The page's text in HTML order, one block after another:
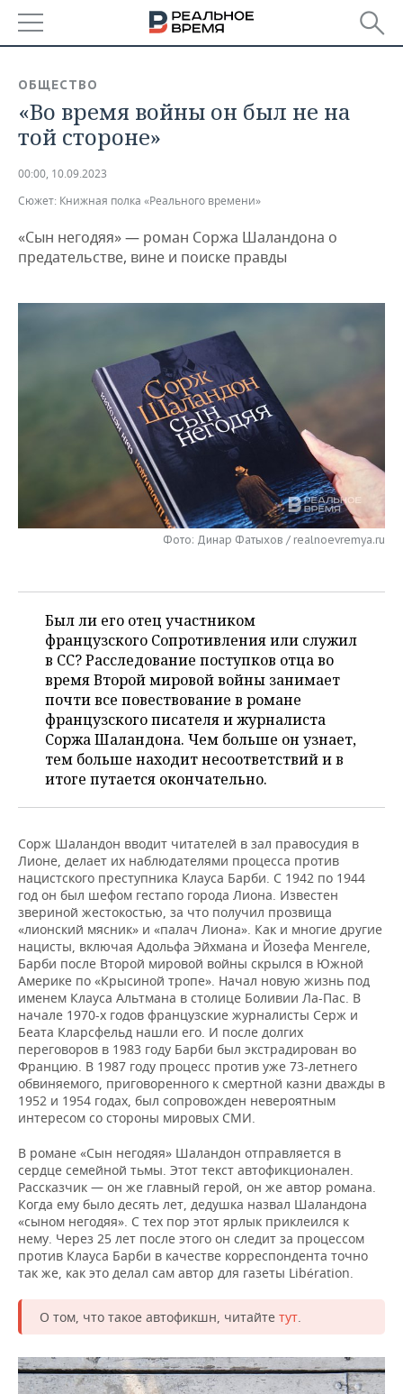
БАШКОРТОСТАН
ТАТАРСТАН
НОВОСТИ
АНАЛИТИКА
ДЕКЛАРАЦИИ О ДОХОДАХ
КОРОЛИ ГОСЗАКАЗА ПФО
КОМУ ПРИНАДЛЕЖАТ
ТОРГОВЫЕ ЦЕНТРЫ
ТАТАРСТАНА
НОВОСТИ ЭКОНОМИКИ
ФИНАНСЫ
ИНВЕСТИЦИИ
ПРОМЫШЛЕННОСТЬ
НОВОСТИ
МАШИНОСТРОЕНИЕ
НЕФТЕХИМИЯ
ЭНЕРГЕТИКА
НОВОСТИ АВТО
НОВОСТИ БИЗНЕСА
РОЗНИЧНАЯ ТОРГОВЛЯ
ТЕХНОЛОГИИ
НОВОСТИ ТЕХНОЛОГИЙ
МЕРОПРИЯТИЯ
НОВОСТИ МЕРОПРИЯТИЙ
ВЫЕЗДНАЯ РЕДАКЦИЯ
ОТКРЫТАЯ ЛЕКЦИЯ
БАСКЕТБОЛ
ВОЛЕЙБОЛ
КИБЕРСПОРТ
ФИГУРНОЕ КАТАНИЕ
ВОДНЫЕ ВИДЫ СПОРТА
ХОККЕЙ С МЯЧОМ
ИНФРАСТРУКТУРА
ИСТОРИЯ
КУЛЬТУРА
МЕДИЦИНА
ОБРАЗОВАНИЕ
ПРОИСШЕСТВИЯ
СПРАВОЧНИК
СПИСОК ПЕРСОН
СПИСОК КОМПАНИЙ
ПОЛНАЯ ВЕРСИЯ
ОБЩЕСТВО
«Во время войны он был не на
той стороне»
00:00, 10.09.2023
Сюжет: Книжная полка «Реального времени»
«Сын негодяя» — роман Соржа Шаландона о
предательстве, вине и поиске правды
Фото: Динар Фатыхов / realnoevremya.ru
Был ли его отец участником
французского Сопротивления или служил
в СС? Расследование поступков отца во
время Второй мировой войны занимает
почти все повествование в романе
французского писателя и журналиста
Соржа Шаландона. Чем больше он узнает,
тем больше находит несоответствий и в
итоге путается окончательно.
Сорж Шаландон вводит читателей в зал правосудия в
Лионе, делает их наблюдателями процесса против
нацистского преступника Клауса Барби. С 1942 по 1944
год он был шефом гестапо города Лиона. Известен
звериной жестокостью, за что получил прозвища
«лионский мясник» и «палач Лиона». Как и многие другие
нацисты, включая Адольфа Эйхмана и Йозефа Менгеле,
Барби после Второй мировой войны скрылся в Южной
Америке по «Крысиной тропе». Начал новую жизнь под
именем Клауса Альтмана в столице Боливии Ла-Пас. В
начале 1970-х годов французские журналисты Серж и
Беата Кларсфельд нашли его. И после долгих
переговоров в 1983 году Барби был экстрадирован во
Францию. В 1987 году процесс против уже 73-летнего
обвиняемого, приговоренного к смертной казни дважды в
1952 и 1954 годах, был сопровожден невероятным
интересом со стороны мировых СМИ.
В романе «Сын негодяя» Шаландон отправляется в
сердце семейной тьмы. Этот текст автофикционален.
Рассказчик — он же главный герой, он же автор романа.
Когда ему было десять лет, дедушка назвал Шаландона
«сыном негодяя». С тех пор этот ярлык приклеился к
нему. Через 25 лет после этого он следит за процессом
против Клауса Барби в качестве корреспондента точно
так же, как это делал сам автор для газеты Libération.
О том, что такое автофикшн, читайте тут.